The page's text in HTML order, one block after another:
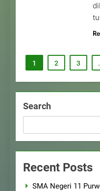
1 2 3
Search
Recent Posts
SMA Negeri 11